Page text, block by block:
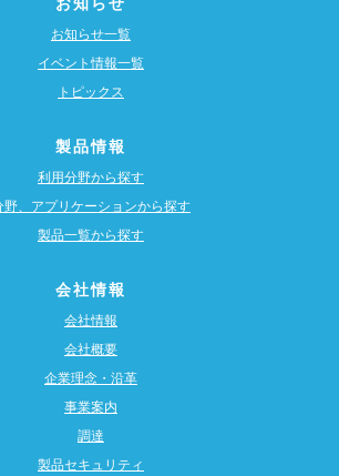
お知らせ一覧
イベント情報一覧
トピックス
製品情報
利用分野から探す
野、アプリケーションから探す
製品一覧から探す
会社情報
会社情報
会社概要
企業理念・沿革
事業案内
調達
製品セキュリティ